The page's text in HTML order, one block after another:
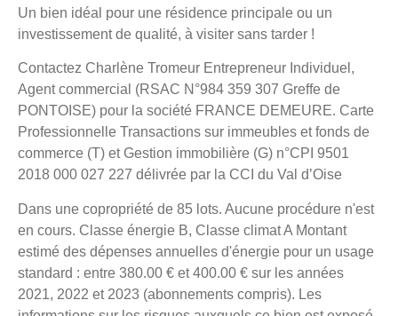
Un bien idéal pour une résidence principale ou un
investissement de qualité, à visiter sans tarder !
Contactez Charlène Tromeur Entrepreneur Individuel,
Agent commercial (RSAC N°984 359 307 Greffe de
PONTOISE) pour la société FRANCE DEMEURE. Carte
Professionnelle Transactions sur immeubles et fonds de
commerce (T) et Gestion immobilière (G) n°CPI 9501
2018 000 027 227 délivrée par la CCI du Val d’Oise
Dans une copropriété de 85 lots. Aucune procédure n'est
en cours. Classe énergie B, Classe climat A Montant
estimé des dépenses annuelles d'énergie pour un usage
standard : entre 380.00 € et 400.00 € sur les années
2021, 2022 et 2023 (abonnements compris). Les